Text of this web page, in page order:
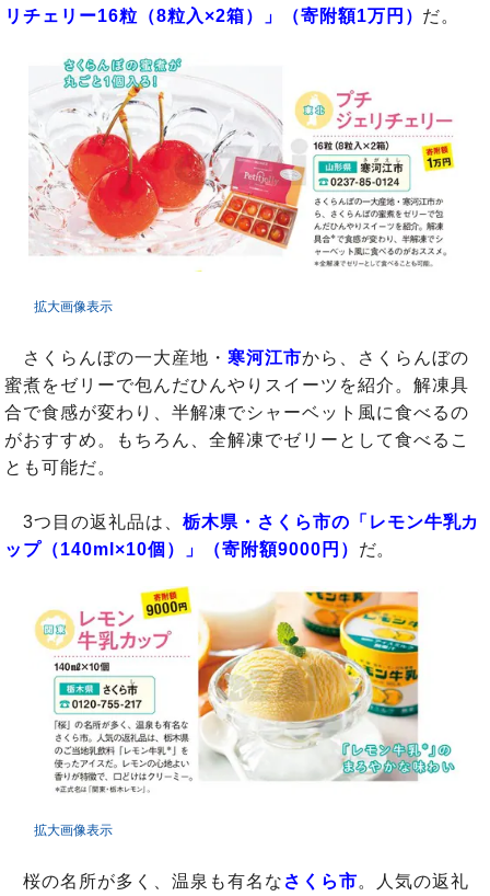
リチェリー16粒（8粒入×2箱）」（寄附額1万円） だ。
拡大画像表示
さくらんぼの一大産地・ 寒河江市から、さくらんぼの
蜜煮をゼリーで包んだひんやりスイーツを紹介。解凍具
合で食感が変わり、半解凍でシャーベット風に食べるの
がおすすめ。もちろん、全解凍でゼリーとして食べるこ
とも可能だ。
3つ目の返礼品は、栃木県・さくら市の「レモン牛乳カ
ップ（140ml×10個）」（寄附額9000円） だ。
拡大画像表示
桜の名所が多く、温泉も有名な さくら市。人気の返礼